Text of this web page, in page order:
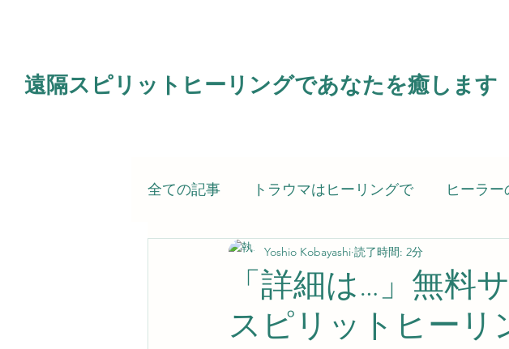
遠隔スピリットヒーリングであなたを癒します
全ての記事 トラウマはヒーリングで ヒーラ
電子書籍 霊的治療（スピリットヒーリング）
スピリットヒーラー（私）の思い スピリット
「詳細は…」無料
スピリットヒーリ
Yoshio Kobayashi 読了時間: 2分